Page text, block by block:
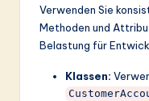
Verwenden Sie
Methoden und
Belastung für
Klassen: